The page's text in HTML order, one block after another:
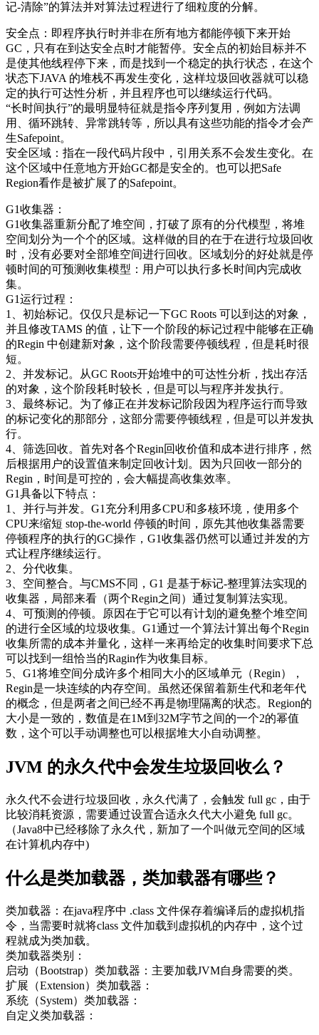
记-清除”的算法并对算法过程进行了细粒度的分解。
安全点：即程序执行时并非在所有地方都能停顿下来开始
GC，只有在到达安全点时才能暂停。安全点的初始目标并不
是使其他线程停下来，而是找到一个稳定的执行状态，在这个
状态下JAVA 的堆栈不再发生变化，这样垃圾回收器就可以稳
定的执行可达性分析，并且程序也可以继续运行代码。
“长时间执行”的最明显特征就是指令序列复用，例如方法调
用、循环跳转、异常跳转等，所以具有这些功能的指令才会产
生Safepoint。
安全区域：指在一段代码片段中，引用关系不会发生变化。在
这个区域中任意地方开始GC都是安全的。也可以把Safe
Region看作是被扩展了的Safepoint。
G1收集器：
G1收集器重新分配了堆空间，打破了原有的分代模型，将堆
空间划分为一个个的区域。这样做的目的在于在进行垃圾回收
时，没有必要对全部堆空间进行回收。区域划分的好处就是停
顿时间的可预测收集模型：用户可以执行多长时间内完成收
集。
G1运行过程：
1、初始标记。仅仅只是标记一下GC Roots 可以到达的对象，
并且修改TAMS 的值，让下一个阶段的标记过程中能够在正确
的Regin 中创建新对象，这个阶段需要停顿线程，但是耗时很
短。
2、并发标记。从GC Roots开始堆中的可达性分析，找出存活
的对象，这个阶段耗时较长，但是可以与程序并发执行。
3、最终标记。为了修正在并发标记阶段因为程序运行而导致
的标记变化的那部分，这部分需要停顿线程，但是可以并发执
行。
4、筛选回收。首先对各个Regin回收价值和成本进行排序，然
后根据用户的设置值来制定回收计划。因为只回收一部分的
Regin，时间是可控的，会大幅提高收集效率。
G1具备以下特点：
1、并行与并发。G1充分利用多CPU和多核环境，使用多个
CPU来缩短 stop-the-world 停顿的时间，原先其他收集器需要
停顿程序的执行的GC操作，G1收集器仍然可以通过并发的方
式让程序继续运行。
2、分代收集。
3、空间整合。与CMS不同，G1 是基于标记-整理算法实现的
收集器，局部来看（两个Regin之间）通过复制算法实现。
4、可预测的停顿。原因在于它可以有计划的避免整个堆空间
的进行全区域的垃圾收集。G1通过一个算法计算出每个Regin
收集所需的成本并量化，这样一来再给定的收集时间要求下总
可以找到一组恰当的Ragin作为收集目标。
5、G1将堆空间分成许多个相同大小的区域单元（Regin），
Regin是一块连续的内存空间。虽然还保留着新生代和老年代
的概念，但是两者之间已经不再是物理隔离的状态。Region的
大小是一致的，数值是在1M到32M字节之间的一个2的幂值
数，这个可以手动调整也可以根据堆大小自动调整。
JVM 的永久代中会发生垃圾回收么？
永久代不会进行垃圾回收，永久代满了，会触发 full gc，由于
比较消耗资源，需要通过设置合适永久代大小避免 full gc。
（Java8中已经移除了永久代，新加了一个叫做元空间的区域
在计算机内存中)
什么是类加载器，类加载器有哪些？
类加载器：在java程序中 .class 文件保存着编译后的虚拟机指
令，当需要时就将class 文件加载到虚拟机的内存中，这个过
程就成为类加载。
类加载器类别：
启动（Bootstrap）类加载器：主要加载JVM自身需要的类。
扩展（Extension）类加载器：
系统（System）类加载器：
自定义类加载器：